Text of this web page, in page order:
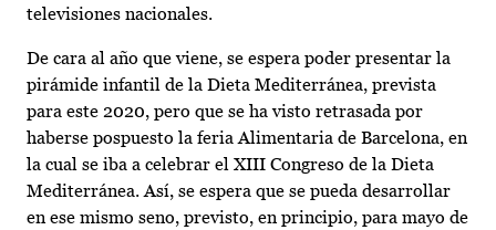
televisiones nacionales.
De cara al año que viene, se espera poder presentar la
pirámide infantil de la Dieta Mediterránea, prevista
para este 2020, pero que se ha visto retrasada por
haberse pospuesto la feria Alimentaria de Barcelona, en
la cual se iba a celebrar el XIII Congreso de la Dieta
Mediterránea. Así, se espera que se pueda desarrollar
en ese mismo seno, previsto, en principio, para mayo de